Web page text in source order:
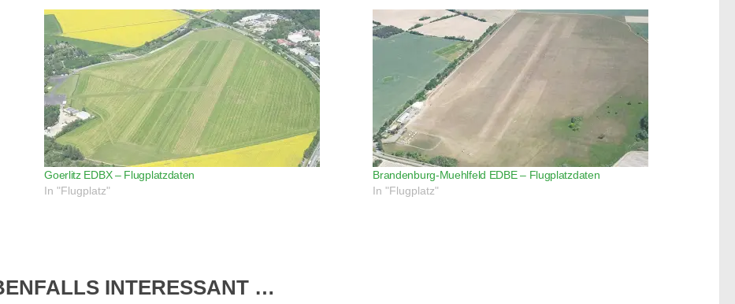
Goerlitz EDBX – Flugplatzdaten
In "Flugplatz"
Brandenburg-Muehlfeld EDBE – Flugplatzdaten
In "Flugplatz"
INTERESSANT …